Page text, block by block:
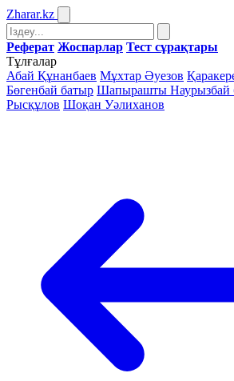
Zharar.kz
Реферат Жоспарлар Тест сұрақтары
Тұлғалар
Абай Құнанбаев Мұхтар Әуезов
Бөгенбай батыр Шапырашты Наурызбай
Рысқұлов Шоқан Уәлиханов